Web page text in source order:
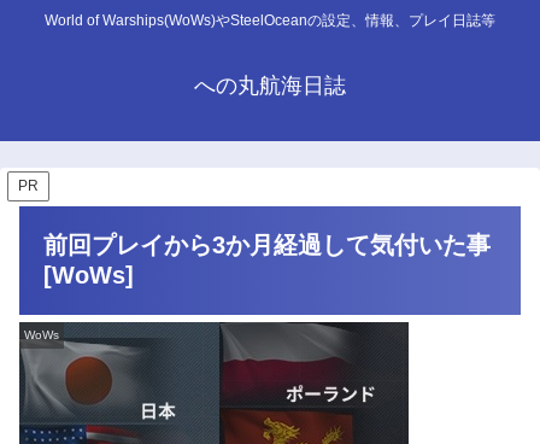
World of Warships(WoWs)やSteelOceanの設定、情報、プレイ日誌等
への丸航海日誌
PR
前回プレイから3か月経過して気付いた事
[WoWs]
WoWs